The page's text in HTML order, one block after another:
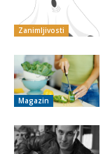
Zanimljivosti
Magazin